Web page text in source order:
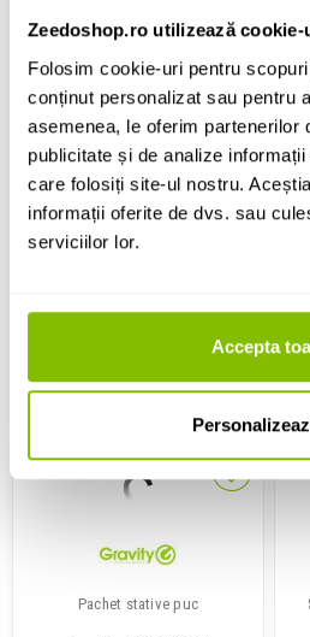
Zeedoshop.ro utilizează cookie-
Folosim cookie-uri pentru
conținut personalizat sau pentru
asemenea, le oferim partenerilor
publicitate și de analize
care folosiți site-ul nostru.
informații oferite de dvs. sau
serviciilor lor.
Accepta
Stativ de monitor
Gravity SP 3102
ADAUGA IN COS
Pachet stative puc